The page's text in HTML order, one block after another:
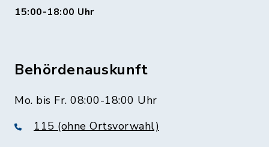
15:00-18:00 Uhr
Behördenauskunft
Mo. bis Fr. 08:00-18:00 Uhr
115 (ohne Ortsvorwahl)